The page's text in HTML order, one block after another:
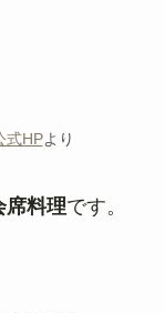
式HPより
席料理です。